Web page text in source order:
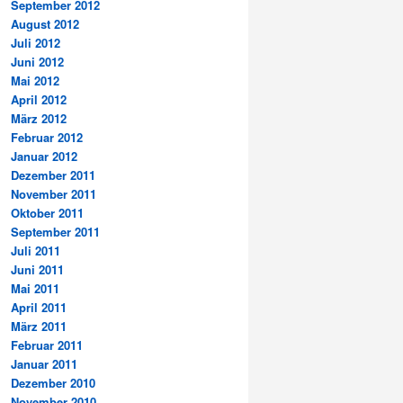
September 2012
August 2012
Juli 2012
Juni 2012
Mai 2012
April 2012
März 2012
Februar 2012
Januar 2012
Dezember 2011
November 2011
Oktober 2011
September 2011
Juli 2011
Juni 2011
Mai 2011
April 2011
März 2011
Februar 2011
Januar 2011
Dezember 2010